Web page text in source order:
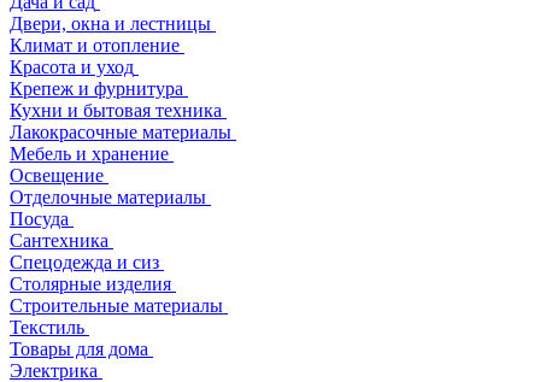
Двери, окна и лестницы
Климат и отопление
Красота и уход
Крепеж и фурнитура
Кухни и бытовая техника
Лакокрасочные материалы
Мебель и хранение
Освещение
Отделочные материалы
Посуда
Сантехника
Спецодежда и сиз
Столярные изделия
Строительные материалы
Текстиль
Товары для дома
Электрика